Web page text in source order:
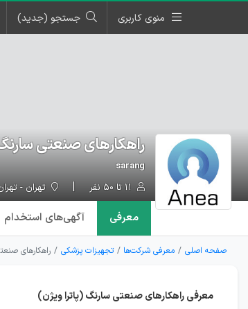
منوی کاربری جستجو (جدید)
راهکارهای صنعتی
sarang
تهران -
معرفی آگهی‌های استخدام
صفحه اصلی معرفی شرکت‌ها تجهیزات پزشکی راهکارهای
معرفی راهکارهای صنعتی سارنگ (پاترا ویژن)